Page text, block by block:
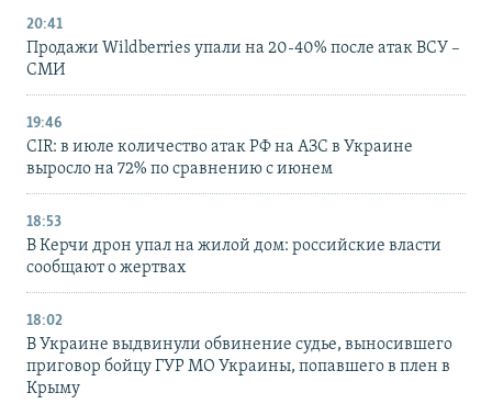
20:41
Продажи Wildberries упали на 20-40% после атак ВСУ –
СМИ
19:46
CIR: в июле количество атак РФ на АЗС в Украине
выросло на 72% по сравнению с июнем
18:53
В Керчи дрон упал на жилой дом: российские власти
сообщают о жертвах
18:02
В Украине выдвинули обвинение судье, выносившего
приговор бойцу ГУР МО Украины, попавшего в плен в
Крыму